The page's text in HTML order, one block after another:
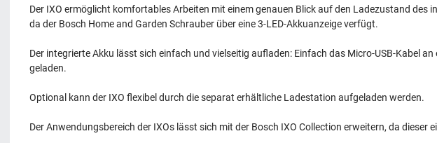
Der IXO ermöglicht komfortables Arbeiten mit einem genauen Blick auf den Ladezustand des
da der Bosch Home and Garden Schrauber über eine 3-LED-Akkuanzeige verfügt.
Der integrierte Akku lässt sich einfach und vielseitig aufladen: Einfach das Micro-USB-Kabel
geladen.
Optional kann der IXO flexibel durch die separat erhältliche Ladestation aufgeladen werden.
Der Anwendungsbereich der IXOs lässt sich mit der Bosch IXO Collection erweitern, da dieser